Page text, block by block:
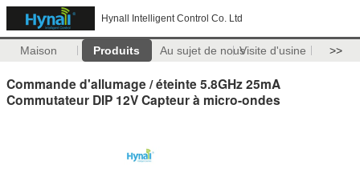
Hynall Intelligent Control Co. Ltd
Maison Produits Au sujet de nousVisite d'usine >>
Commande d'allumage / éteinte 5.8GHz 25mA
Commutateur DIP 12V Capteur à micro-ondes